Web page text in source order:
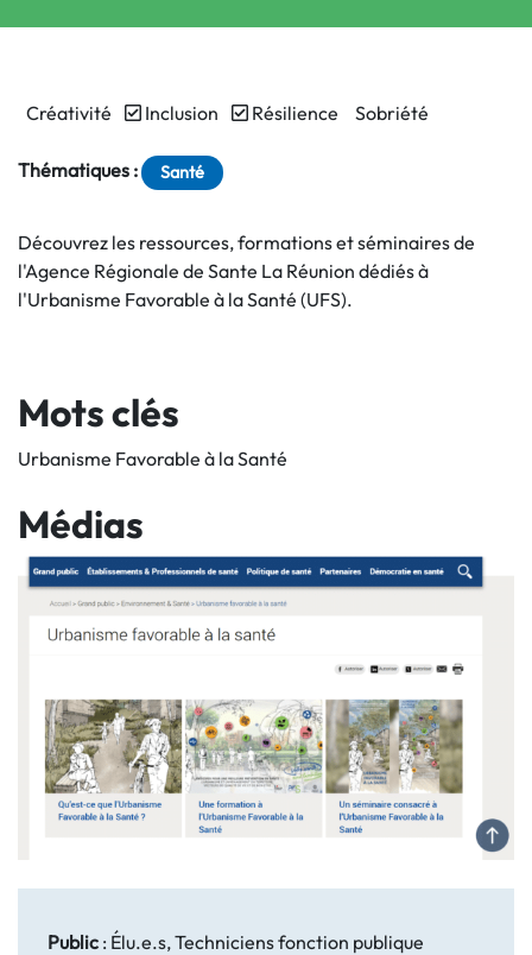
Créativité Inclusion Résilience Sobriété
Thématiques : Santé
Découvrez les ressources, formations et séminaires de
l'Agence Régionale de Sante La Réunion dédiés à
l'Urbanisme Favorable à la Santé (UFS).
Mots clés
Urbanisme Favorable à la Santé
Médias
Public : Élu.e.s, Techniciens fonction publique